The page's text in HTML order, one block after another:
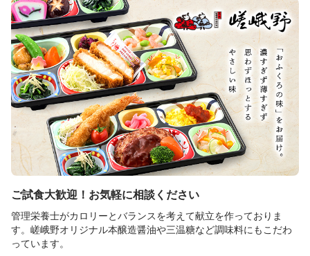
ご試食大歓迎！お気軽に相談ください
管理栄養士がカロリーとバランスを考えて献立を作っておりま
す。嵯峨野オリジナル本醸造醤油や三温糖など調味料にもこだわ
っています。